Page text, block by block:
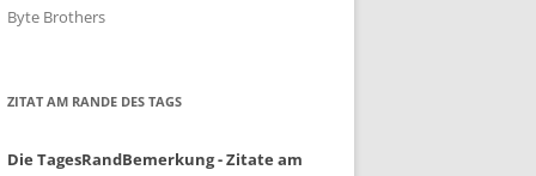
Byte Brothers
ZITAT AM RANDE DES TAGS
Die TagesRandBemerkung - Zitate am